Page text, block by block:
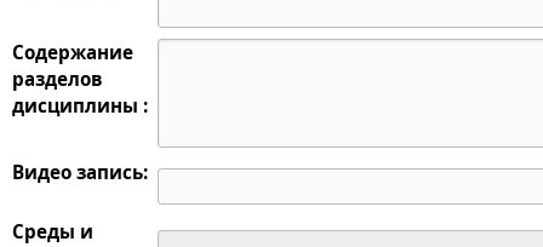
Содержание
разделов
дисциплины :
Видео запись:
Среды и